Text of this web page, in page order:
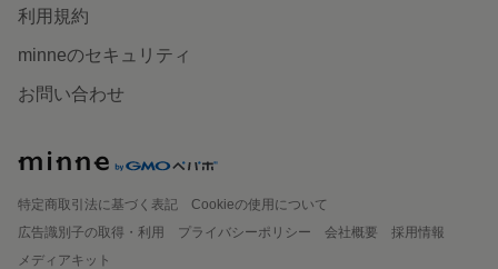
利用規約
minneのセキュリティ
お問い合わせ
特定商取引法に基づく表記
Cookieの使用について
広告識別子の取得・利用
プライバシーポリシー 会社概要
採用情報
メディアキット